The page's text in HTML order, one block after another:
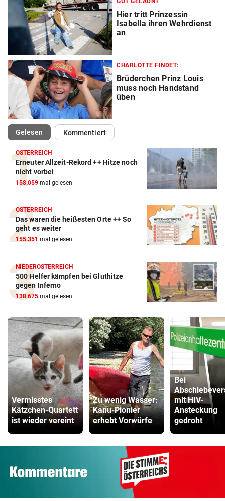
Hier tritt Prinzessin
Isabella ihren Wehrdienst
an
CHARLOTTE FINDET:
Brüderchen Prinz Louis
muss noch Handstand
üben
Gelesen(ausgewählt)Kommentiert
ÖSTERREICH
Erneuter Allzeit-Rekord ++ Hitze noch
nicht vorbei
158.059 mal gelesen
ÖSTERREICH
Das waren die heißesten Orte ++ So
geht es weiter
155.351 mal gelesen
NIEDERÖSTERREICH
500 Helfer kämpfen bei Gluthitze
gegen Inferno
138.675 mal gelesen
Vermisstes
Kätzchen-Quartett
ist wieder vereint
Zu wenig Wasser:
Kanu-Pionier
erhebt Vorwürfe
Bei
mit HIV-
Ansteckung
gedroht